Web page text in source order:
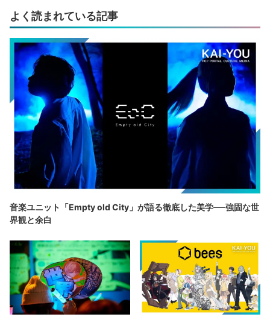
よく読まれている記事
音楽ユニット「Empty old City」が語る徹底した美学──強固な世
界観と余白